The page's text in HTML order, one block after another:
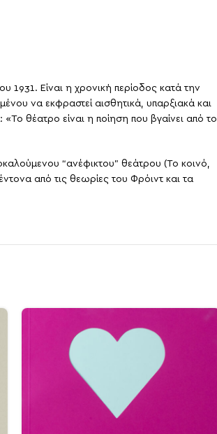
1931. Είναι η χρονική περίοδος κατά την
να εκφραστεί αισθητικά, υπαρξιακά και
θέατρο είναι η ποίηση που βγαίνει από το
“ανέφικτου” θεάτρου (Το κοινό,
από τις θεωρίες του Φρόιντ και τα